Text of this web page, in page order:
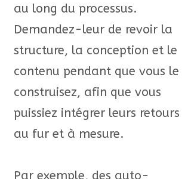
au long du processus.
Demandez-leur de revoir la
structure, la conception et le
contenu pendant que vous le
construisez, afin que vous
puissiez intégrer leurs retours
au fur et à mesure.
Par exemple, des auto-